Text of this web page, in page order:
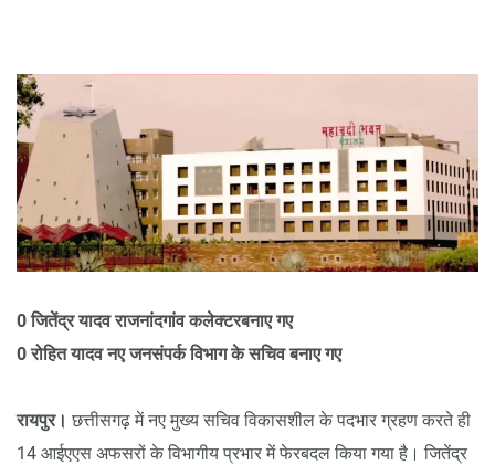
0 जितेंद्र यादव राजनांदगांव कलेक्टरबनाए गए
0 रोहित यादव नए जनसंपर्क विभाग के सचिव बनाए गए
रायपुर। छत्तीसगढ़ में नए मुख्य सचिव विकासशील के पदभार ग्रहण करते ही
14 आईएएस अफसरों के विभागीय प्रभार में फेरबदल किया गया है। जितेंद्र